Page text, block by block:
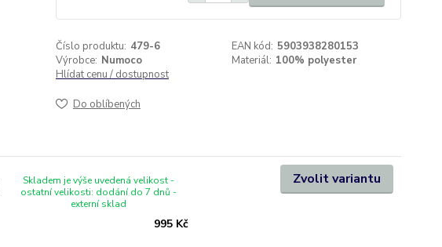
Číslo produktu: 479-6 EAN kód: 5903938280153
Výrobce: Numoco Materiál: 100% polyester
Hlídat cenu / dostupnost
Do oblíbených
995 Kč
Skladem je výše uvedená velikost -
ostatní velikosti: dodání do 7 dnů -
externí sklad
Zvolit variantu